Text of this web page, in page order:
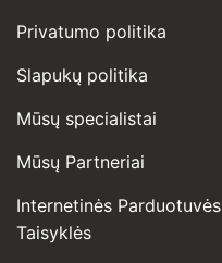
Privatumo politika
Slapukų politika
Mūsų specialistai
Mūsų Partneriai
Internetinės Parduotuvės
Taisyklės